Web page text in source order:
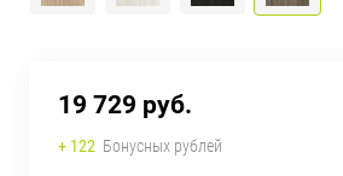
19 729 руб.
+ 122 Бонусных рублей